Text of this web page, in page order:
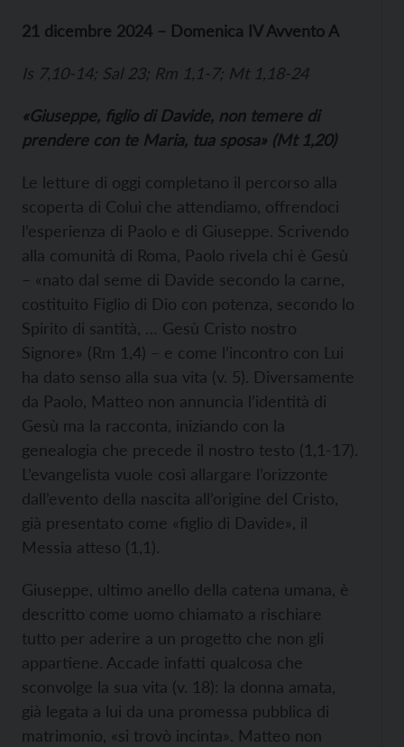
21 dicembre 2024 – Domenica IV Avvento A
Is 7,10-14; Sal 23; Rm 1,1-7; Mt 1,18-24
«Giuseppe, figlio di Davide, non temere di
prendere con te Maria, tua sposa» (Mt 1,20)
Le letture di oggi completano il percorso alla
scoperta di Colui che attendiamo, offrendoci
l’esperienza di Paolo e di Giuseppe. Scrivendo
alla comunità di Roma, Paolo rivela chi è Gesù
– «nato dal seme di Davide secondo la carne,
costituito Figlio di Dio con potenza, secondo lo
Spirito di santità, … Gesù Cristo nostro
Signore» (Rm 1,4) – e come l’incontro con Lui
ha dato senso alla sua vita (v. 5). Diversamente
da Paolo, Matteo non annuncia l’identità di
Gesù ma la racconta, iniziando con la
genealogia che precede il nostro testo (1,1-17).
L’evangelista vuole così allargare l’orizzonte
dall’evento della nascita all’origine del Cristo,
già presentato come «figlio di Davide», il
Messia atteso (1,1).
Giuseppe, ultimo anello della catena umana, è
descritto come uomo chiamato a rischiare
tutto per aderire a un progetto che non gli
appartiene. Accade infatti qualcosa che
sconvolge la sua vita (v. 18): la donna amata,
già legata a lui da una promessa pubblica di
matrimonio, «si trovò incinta». Matteo non